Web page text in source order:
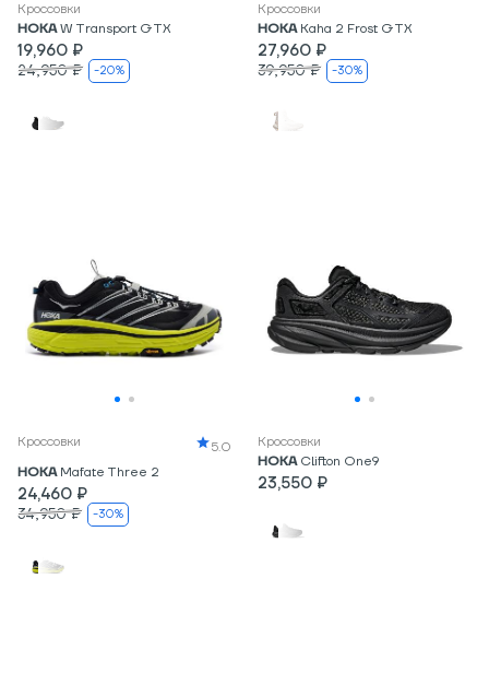
Кроссовки
HOKA W Transport GTX
19,960 ₽
24,950 ₽ -20%
Кроссовки
HOKA Kaha 2 Frost GTX
27,960 ₽
39,950 ₽ -30%
Кроссовки
5.0
HOKA Mafate Three 2
24,460 ₽
34,950 ₽ -30%
Кроссовки
HOKA Clifton One9
23,550 ₽